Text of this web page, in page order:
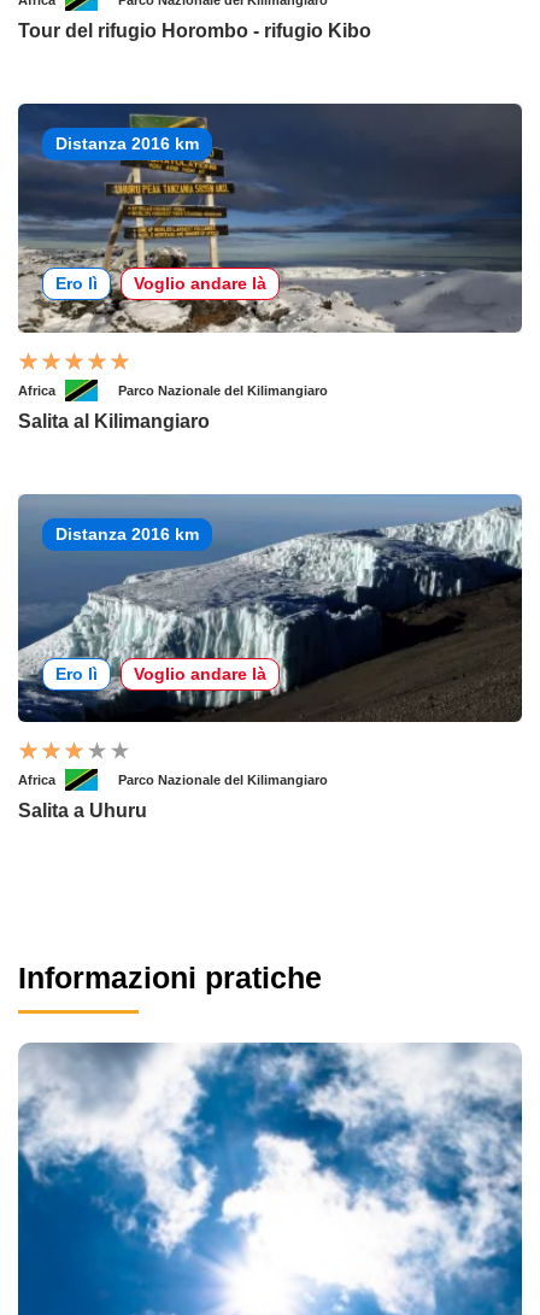
Tour del rifugio Horombo - rifugio Kibo
Distanza 2016 km
Ero lì Voglio andare là
Africa Parco Nazionale del Kilimangiaro
Salita al Kilimangiaro
Distanza 2016 km
Ero lì Voglio andare là
Africa Parco Nazionale del Kilimangiaro
Salita a Uhuru
Informazioni pratiche